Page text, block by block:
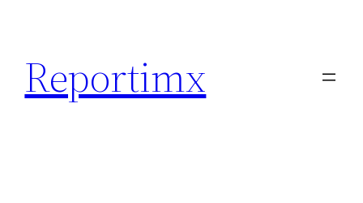
contenido
Reportimx